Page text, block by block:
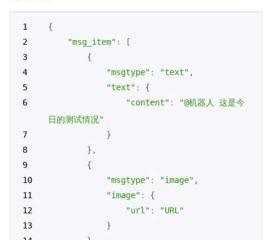
{
"msg_item" :
[
{
"msgtype" : "text" ,
"text" :
{
"content" :
"@机器人 这是今
日的测试情况"
}
} ,
{
"msgtype" : "image" ,
"image" :
{
"url" :
"URL"
}